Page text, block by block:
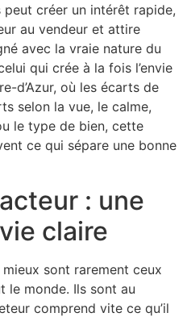
peut créer un intérêt rapide,
au vendeur et attire
avec la vraie nature du
qui crée à la fois l’envie
d’Azur, où les écarts de
selon la vue, le calme,
le type de bien, cette
ce qui sépare une bonne
: une
claire
sont rarement ceux
le monde. Ils sont au
comprend vite ce qu’il